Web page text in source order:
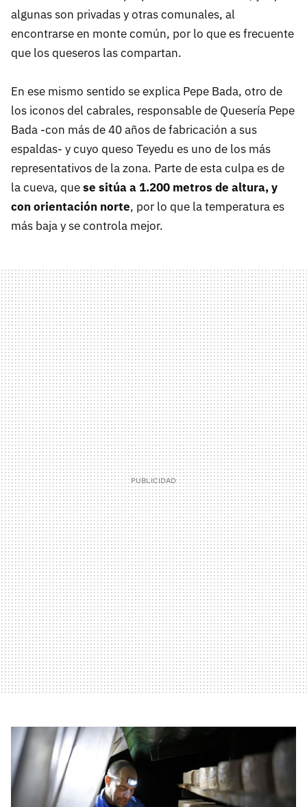
algunas son privadas y otras comunales, al
encontrarse en monte común, por lo que es frecuente
que los queseros las compartan.
En ese mismo sentido se explica Pepe Bada, otro de
los iconos del cabrales, responsable de Quesería Pepe
Bada -con más de 40 años de fabricación a sus
espaldas- y cuyo queso Teyedu es uno de los más
representativos de la zona. Parte de esta culpa es de
la cueva, quese sitúa a 1.200 metros de altura, y
con orientación norte, por lo que la temperatura es
más baja y se controla mejor.